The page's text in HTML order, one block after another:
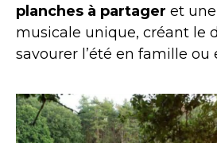
planches à partager et
musicale unique, créant le
savourer l’été en famille ou